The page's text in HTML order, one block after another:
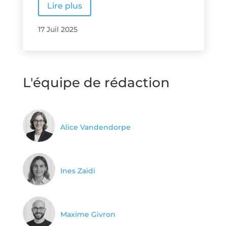
Lire plus
17 Juil 2025
L'équipe de rédaction
Alice Vandendorpe
Ines Zaidi
Maxime Givron